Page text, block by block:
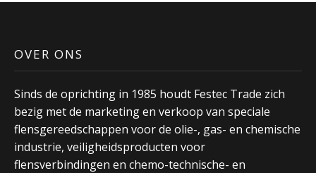
OVER ONS
Sinds de oprichting in 1985 houdt Festec Trade zich
bezig met de marketing en verkoop van speciale
flensgereedschappen voor de olie-, gas- en chemische
industrie, veiligheidsproducten voor
flensverbindingen en chemo-technische- en